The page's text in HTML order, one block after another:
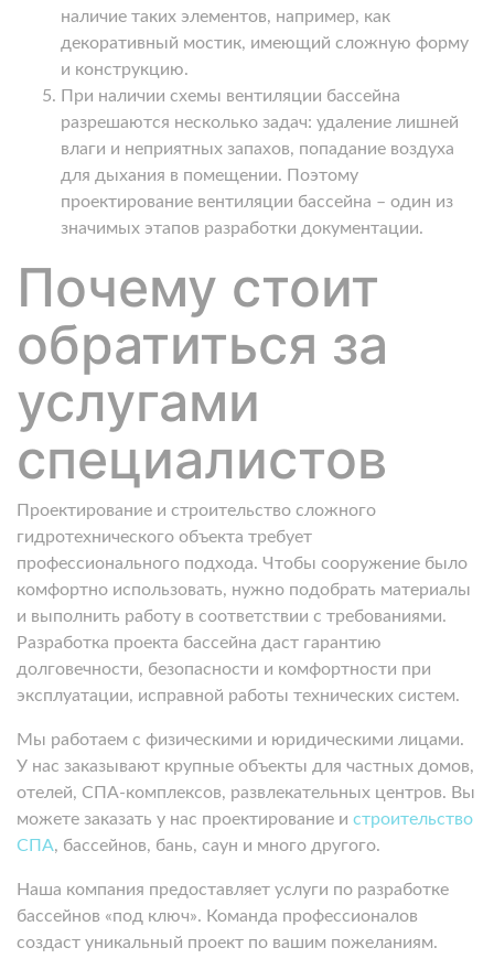
наличие таких элементов, например, как
декоративный мостик, имеющий сложную форму
и конструкцию.
При наличии схемы вентиляции бассейна
разрешаются несколько задач: удаление лишней
влаги и неприятных запахов, попадание воздуха
для дыхания в помещении. Поэтому
проектирование вентиляции бассейна – один из
значимых этапов разработки документации.
Почему стоит
обратиться за
услугами
специалистов
Проектирование и строительство сложного
гидротехнического объекта требует
профессионального подхода. Чтобы сооружение было
комфортно использовать, нужно подобрать материалы
и выполнить работу в соответствии с требованиями.
Разработка проекта бассейна даст гарантию
долговечности, безопасности и комфортности при
эксплуатации, исправной работы технических систем.
Мы работаем с физическими и юридическими лицами.
У нас заказывают крупные объекты для частных домов,
отелей, СПА-комплексов, развлекательных центров. Вы
можете заказать у нас проектирование и строительство
СПА, бассейнов, бань, саун и много другого.
Наша компания предоставляет услуги по разработке
бассейнов «под ключ». Команда профессионалов
создаст уникальный проект по вашим пожеланиям.